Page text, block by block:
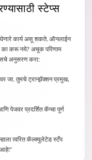
₹7
स्टेप्स
कार्य असू शकते. ऑनलाईन
करू नये? अचूक परिणाम
अनुसरण करा:
जा. तुमचे ट्रान्झॅक्शन प्रमुख,
पेजवर प्रदर्शित कॅप्चा पूर्ण
त्वरित कॅल्क्युलेटेड स्टँप
आहे!"